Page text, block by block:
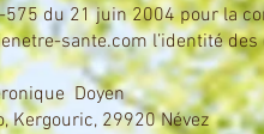
du 21 juin 2004 pour la
sante.com l’identité
Doyen
Kergouric, 29920 Névez